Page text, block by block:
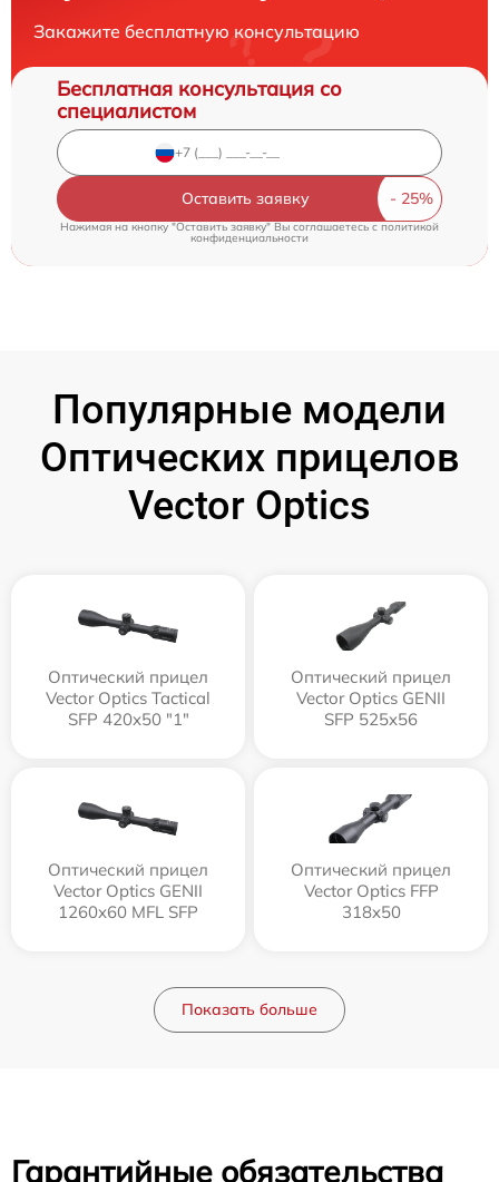
Закажите бесплатную консультацию
Бесплатная консультация со
специалистом
Оставить заявку
Нажимая на кнопку "Оставить заявку" Вы соглашаетесь cполитикой
конфиденциальности
Популярные модели
Оптических прицелов
Vector Optics
Оптический прицел
Vector Optics Tactical
SFP 420x50 "1"
Оптический прицел
Vector Optics GENII
SFP 525x56
Оптический прицел
Vector Optics GENII
1260x60 MFL SFP
Оптический прицел
Vector Optics FFP
318x50
Показать больше
Гарантийные обязательства